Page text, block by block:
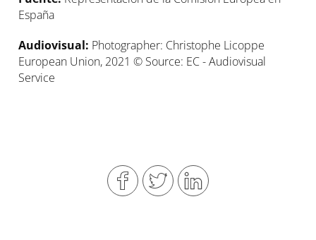
España
Audiovisual: Photographer: Christophe Licoppe
European Union, 2021 © Source: EC - Audiovisual
Service